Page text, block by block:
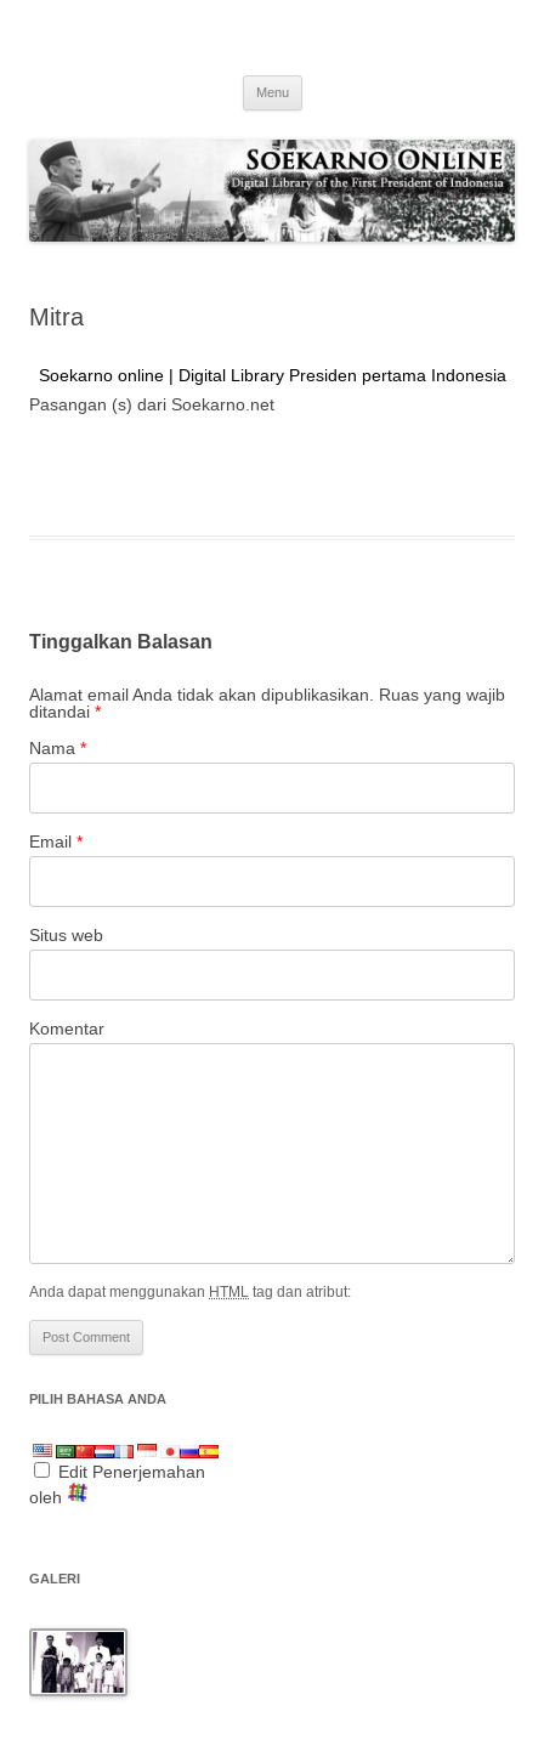
Menu
Mitra
Soekarno online | Digital Library Presiden pertama Indonesia
Pasangan (s) dari Soekarno.net
Tinggalkan Balasan
Alamat email Anda tidak akan dipublikasikan. Ruas yang wajib
ditandai *
Nama *
Email *
Situs web
Komentar
Anda dapat menggunakan HTML tag dan atribut:
PILIH BAHASA ANDA
Edit Penerjemahan
oleh
GALERI